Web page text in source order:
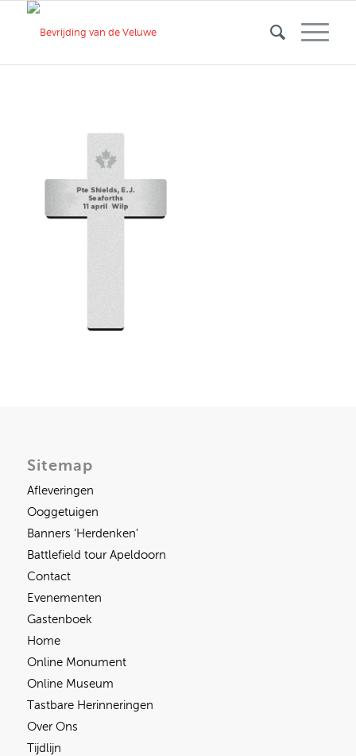
Sitemap
Afleveringen
Ooggetuigen
Banners ‘Herdenken’
Battlefield tour Apeldoorn
Contact
Evenementen
Gastenboek
Home
Online Monument
Online Museum
Tastbare Herinneringen
Over Ons
Tijdlijn